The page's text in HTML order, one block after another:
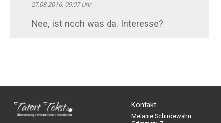
27.08.2016, 09:07 Uhr
Nee, ist noch was da. Interesse?
Kontakt:
Melanie Schirdewahn